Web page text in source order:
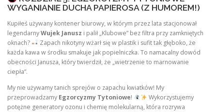
WYGANIANIE DUCHA PAPIEROSA (Z HUMOREM!)
Kupiłeś używany kontener biurowy, w którym przez lata stacjonował
legendarnyWujek Janusz i palił „Klubowe” bez filtra przy zamkniętych
oknach?
Zapach nikotyny wżarł się w plastik i sufit tak głęboko, że
każda kawa w środku smakuje jak popielniczka. To namacalny dowód
obecności Janusza, który twierdził, że „wietrzenie to marnowanie
ciepła”.
My nie używamy tanich sprejów o zapachu kwiatków! My
przeprowadzamy Egzorcyzmy Tytoniowe!
Wykorzystujemy
potężne generatory ozonu i chemię molekularną, która rozrywa